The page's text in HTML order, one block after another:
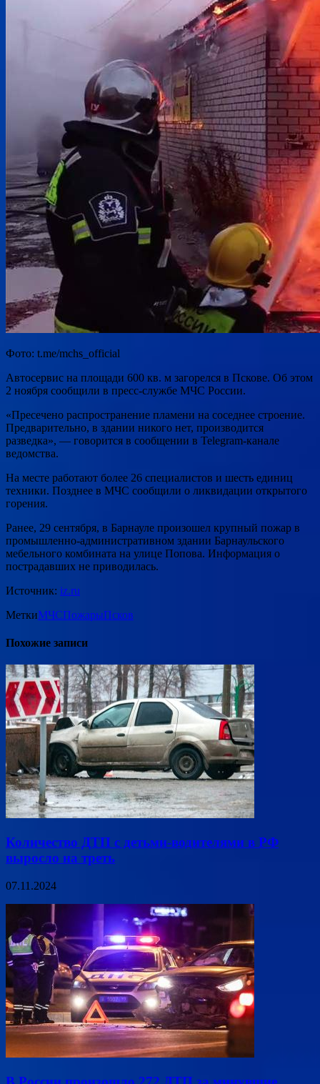
Фото: t.me/mchs_official
Автосервис на площади 600 кв. м загорелся в Пскове. Об этом
2 ноября сообщили в пресс-службе МЧС России.
«Пресечено распространение пламени на соседнее строение.
Предварительно, в здании никого нет, производится
разведка», — говорится в сообщении в Telegram-канале
ведомства.
На месте работают более 26 специалистов и шесть единиц
техники. Позднее в МЧС сообщили о ликвидации открытого
горения.
Ранее, 29 сентября, в Барнауле произошел крупный пожар в
промышленно-административном здании Барнаульского
мебельного комбината на улице Попова. Информация о
пострадавших не приводилась.
Источник: iz.ru
МеткиМЧСПожарыПсков
Похожие записи
Количество ДТП с детьми-водителями в РФ
выросло на треть
07.11.2024